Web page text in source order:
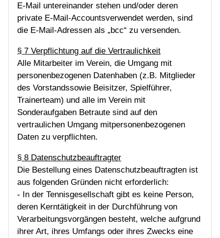
E-Mail untereinander stehen und/oder deren
private E-Mail-Accountsverwendet werden, sind
die E-Mail-Adressen als „bcc“ zu versenden.
§ 7 Verpflichtung auf die Vertraulichkeit
Alle Mitarbeiter im Verein, die Umgang mit
personenbezogenen Datenhaben (z.B. Mitglieder
des Vorstandssowie Beisitzer, Spielführer,
Trainerteam) und alle im Verein mit
Sonderaufgaben Betraute sind auf den
vertraulichen Umgang mitpersonenbezogenen
Daten zu verpflichten.
§ 8 Datenschutzbeauftragter
Die Bestellung eines Datenschutzbeauftragten ist
aus folgenden Gründen nicht erforderlich:
- In der Tennisgesellschaft gibt es keine Person,
deren Kerntätigkeit in der Durchführung von
Verarbeitungsvorgängen besteht, welche aufgrund
ihrer Art, ihres Umfangs oder ihres Zwecks eine